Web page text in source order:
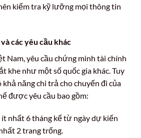
kiểm tra kỹ lưỡng mọi thông tin
các yêu cầu khác
Nam, yêu cầu chứng minh tài chính
khe như một số quốc gia khác. Tuy
khả năng chi trả cho chuyến đi của
được yêu cầu bao gồm:
nhất 6 tháng kể từ ngày dự kiến
2 trang trống.